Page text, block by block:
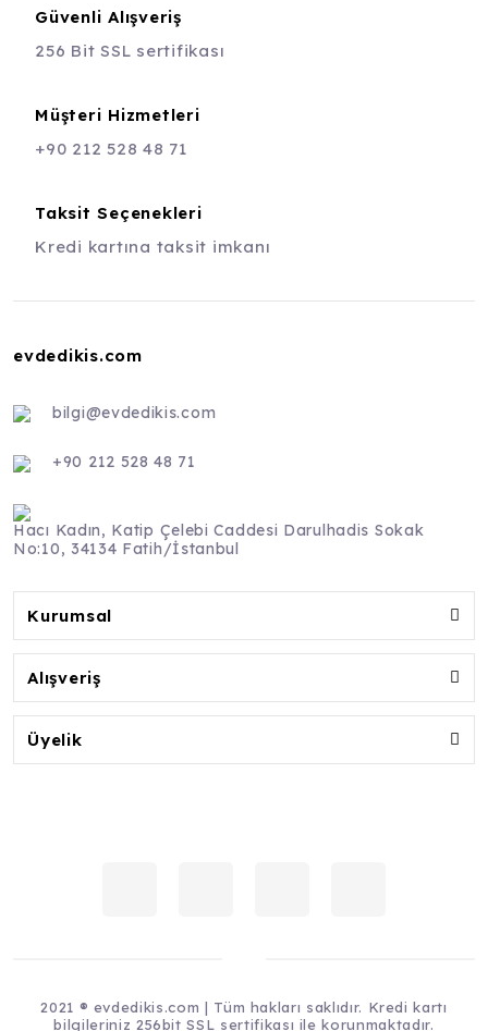
Güvenli Alışveriş
256 Bit SSL sertifikası
Müşteri Hizmetleri
+90 212 528 48 71
Taksit Seçenekleri
Kredi kartına taksit imkanı
evdedikis.com
bilgi@evdedikis.com
+90 212 528 48 71
Hacı Kadın, Katip Çelebi Caddesi Darulhadis Sokak
No:10, 34134 Fatih/İstanbul
Kurumsal
Alışveriş
Üyelik
2021 ® evdedikis.com | Tüm hakları saklıdır. Kredi kartı
bilgileriniz 256bit SSL sertifikası ile korunmaktadır.